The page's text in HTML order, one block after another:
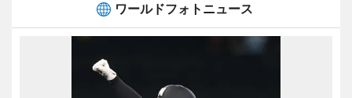
ワールドフォトニュース